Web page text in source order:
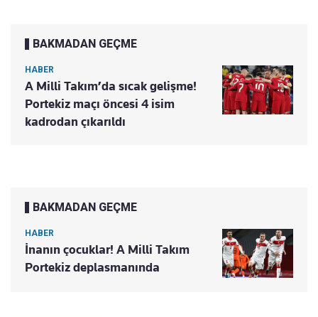
BAKMADAN GEÇME
HABER
A Milli Takım’da sıcak gelişme!
Portekiz maçı öncesi 4 isim
kadrodan çıkarıldı
BAKMADAN GEÇME
HABER
İnanın çocuklar! A Milli Takım
Portekiz deplasmanında